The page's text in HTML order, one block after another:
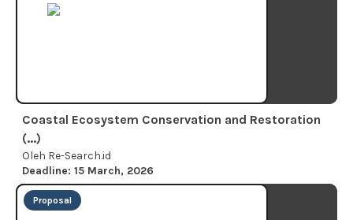
Coastal Ecosystem Conservation and Restoration
(...)
Oleh Re-Search.id
Deadline: 15 March, 2026
Proposal